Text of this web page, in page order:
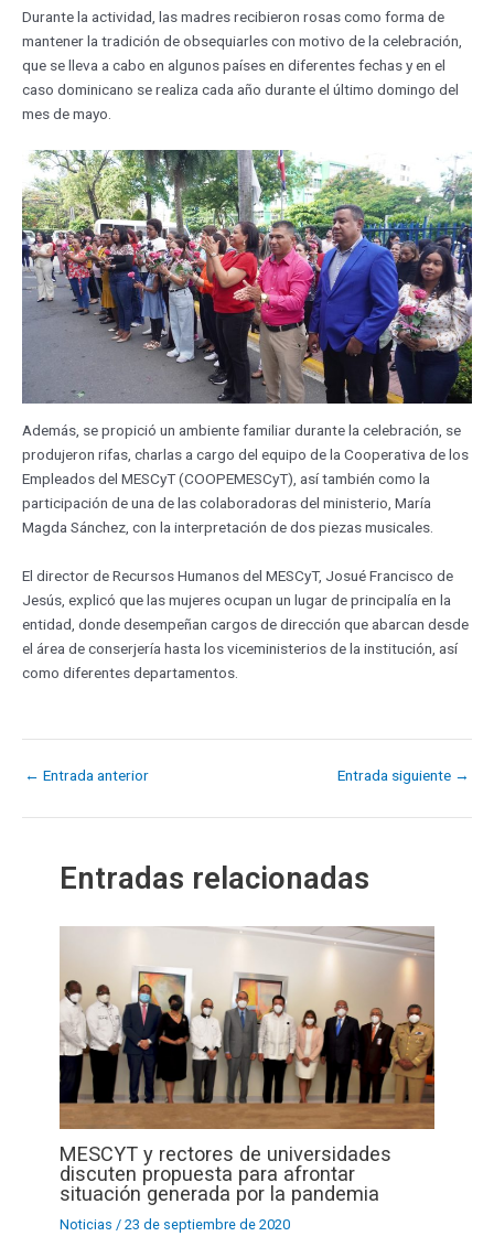
Durante la actividad, las madres recibieron rosas como forma de
mantener la tradición de obsequiarles con motivo de la celebración,
que se lleva a cabo en algunos países en diferentes fechas y en el
caso dominicano se realiza cada año durante el último domingo del
mes de mayo.
Además, se propició un ambiente familiar durante la celebración, se
produjeron rifas, charlas a cargo del equipo de la Cooperativa de los
Empleados del MESCyT (COOPEMESCyT), así también como la
participación de una de las colaboradoras del ministerio, María
Magda Sánchez, con la interpretación de dos piezas musicales.
El director de Recursos Humanos del MESCyT, Josué Francisco de
Jesús, explicó que las mujeres ocupan un lugar de principalía en la
entidad, donde desempeñan cargos de dirección que abarcan desde
el área de conserjería hasta los viceministerios de la institución, así
como diferentes departamentos.
← Entrada anterior Entrada siguiente →
Entradas relacionadas
MESCYT y rectores de universidades
discuten propuesta para afrontar
situación generada por la pandemia
Noticias /23 de septiembre de 2020